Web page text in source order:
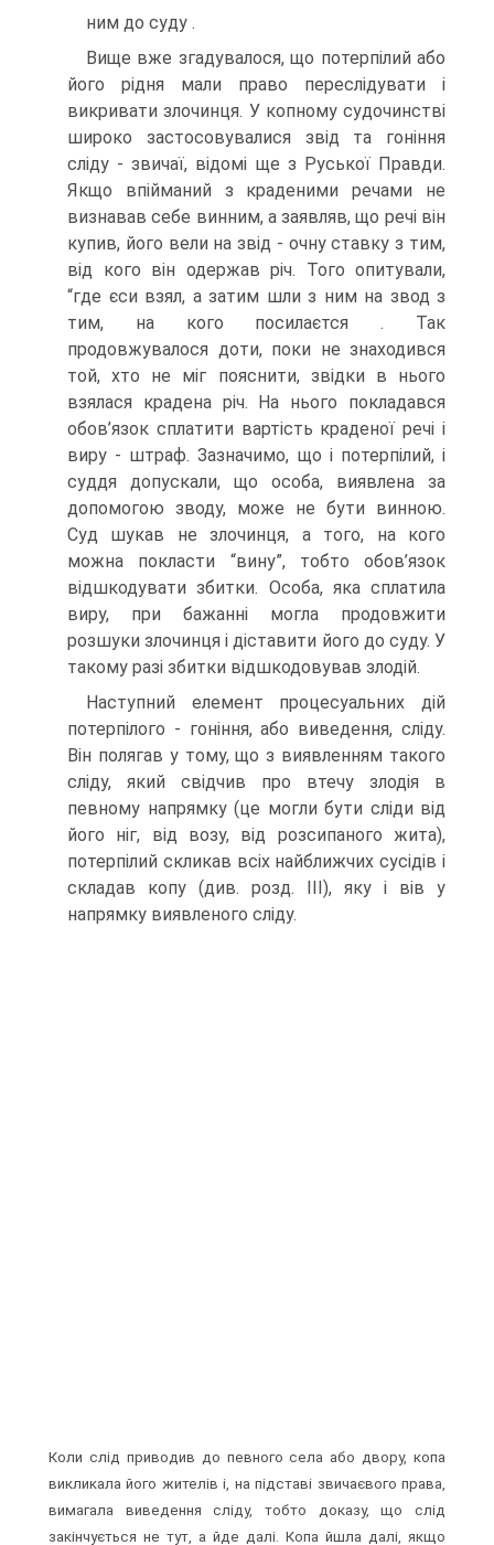
ним до суду .
Вище вже згадувалося, що потерпілий або
його рідня мали право переслідувати і
викривати злочинця. У копному судочинстві
широко застосовувалися звід та гоніння
сліду - звичаї, відомі ще з Руської Правди.
Якщо впійманий з краденими речами не
визнавав себе винним, а заявляв, що речі він
купив, його вели на звід - очну ставку з тим,
від кого він одержав річ. Того опитували,
“где єси взял, а затим шли з ним на звод з
тим, на кого посилаєтся . Так
продовжувалося доти, поки не знаходився
той, хто не міг пояснити, звідки в нього
взялася крадена річ. На нього покладався
обов’язок сплатити вартість краденої речі і
виру - штраф. Зазначимо, що і потерпілий, і
суддя допускали, що особа, виявлена за
допомогою зводу, може не бути винною.
Суд шукав не злочинця, а того, на кого
можна покласти “вину”, тобто обов’язок
відшкодувати збитки. Особа, яка сплатила
виру, при бажанні могла продовжити
розшуки злочинця і діставити його до суду. У
такому разі збитки відшкодовував злодій.
Наступний елемент процесуальних дій
потерпілого - гоніння, або виведення, сліду.
Він полягав у тому, що з виявленням такого
сліду, який свідчив про втечу злодія в
певному напрямку (це могли бути сліди від
його ніг, від возу, від розсипаного жита),
потерпілий скликав всіх найближчих сусідів і
складав копу (див. розд. ІІІ), яку і вів у
напрямку виявленого сліду.
Коли слід приводив до певного села або двору, копа
викликала його жителів і, на підставі звичаєвого права,
вимагала виведення сліду, тобто доказу, що слід
закінчується не тут, а йде далі. Копа йшла далі, якщо